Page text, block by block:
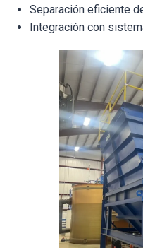
Separación eficiente
Integración con